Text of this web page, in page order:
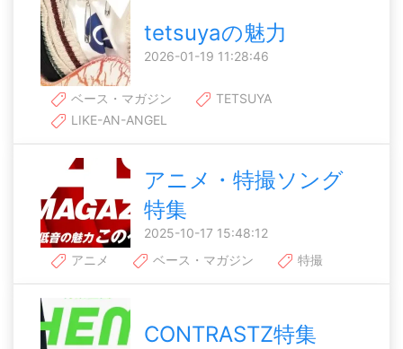
tetsuyaの魅力
2026-01-19 11:28:46
ベース・マガジン
TETSUYA
LIKE-AN-ANGEL
アニメ・特撮ソング
特集
2025-10-17 15:48:12
アニメ
ベース・マガジン 特撮
CONTRASTZ特集